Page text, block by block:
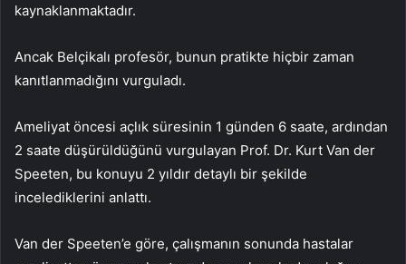
kaynaklanmaktadır.
Ancak Belçikalı profesör, bunun pratikte hiçbir zaman
kanıtlanmadığını vurguladı.
Ameliyat öncesi açlık süresinin 1 günden 6 saate, ardından
2 saate düşürüldüğünü vurgulayan Prof. Dr. Kurt Van der
Speeten, bu konuyu 2 yıldır detaylı bir şekilde
incelediklerini anlattı.
Van der Speeten’e göre, çalışmanın sonunda hastalar